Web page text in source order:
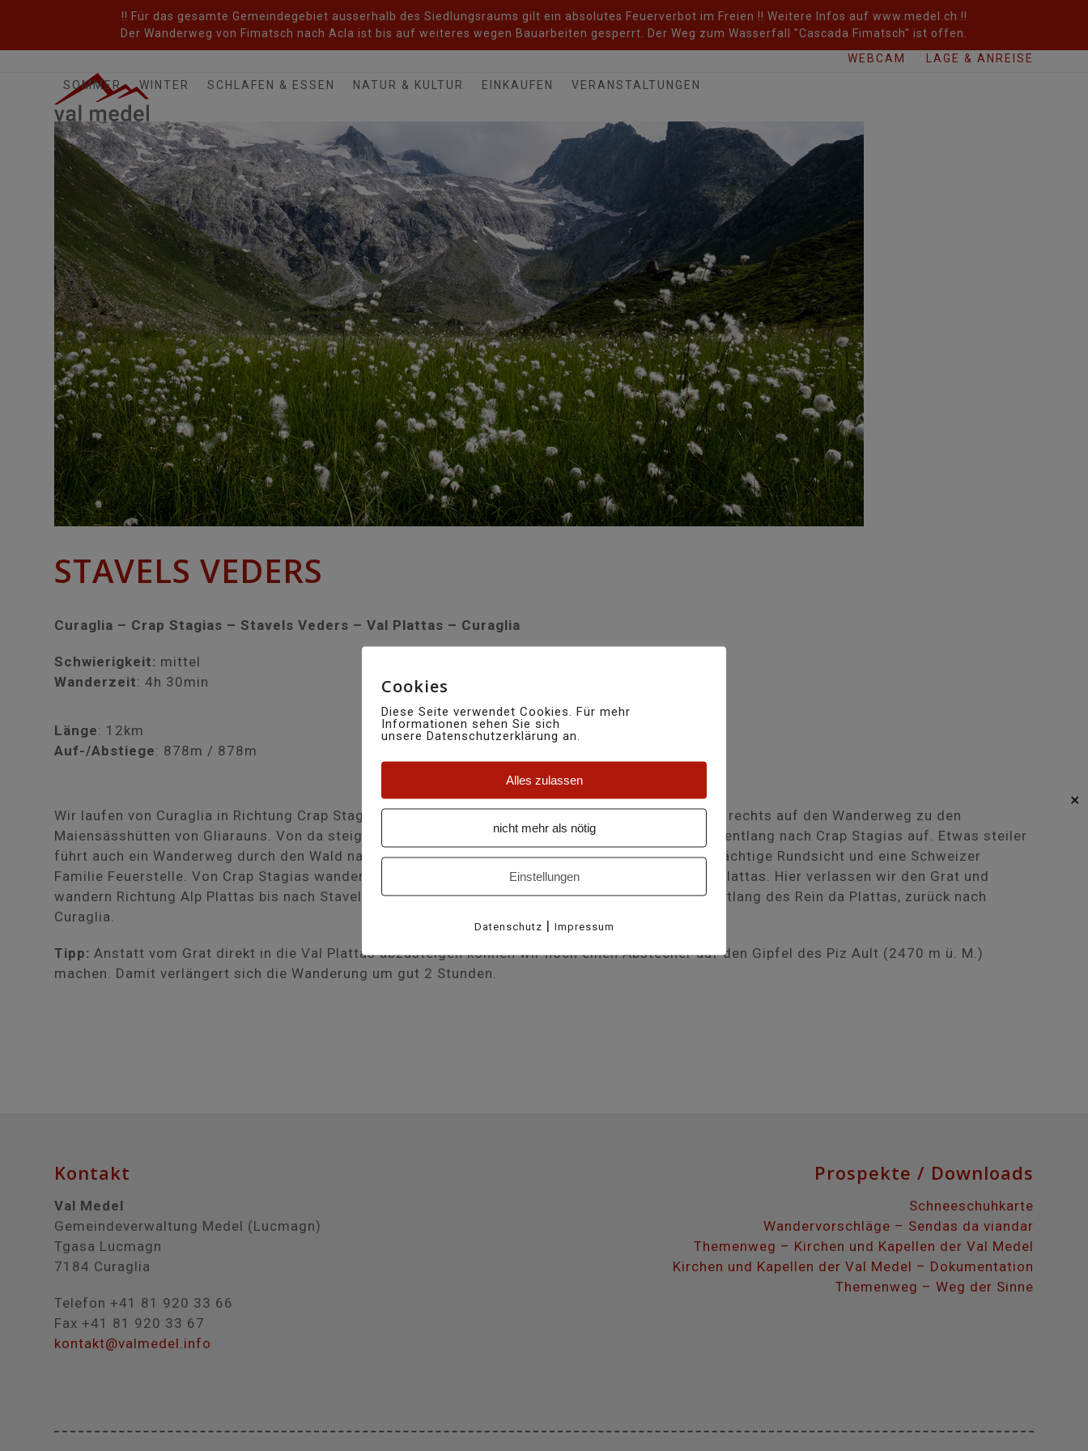
content
!! Für das gesamte Gemeindegebiet ausserhalb des Siedlungsraums gilt ein absolutes Feuerverbot im Freien !! Weitere Infos auf www.medel.ch !!
Der Wanderweg von Fimatsch nach Acla ist bis auf weiteres wegen Bauarbeiten gesperrt. Der Weg zum Wasserfall "Cascada Fimatsch" ist offen.
✕
WEBCAM LAGE & ANREISE
SOMMER WINTER SCHLAFEN & ESSEN NATUR & KULTUR EINKAUFEN VERANSTALTUNGEN
STAVELS VEDERS
Curaglia – Crap Stagias – Stavels Veders – Val Plattas – Curaglia
Schwierigkeit: mittel
Wanderzeit: 4h 30min
Länge: 12km
Auf-/Abstiege: 878m / 878m
Wir laufen von Curaglia in Richtung Crap Stagias und biegen in der zweiten Kurve nach der Sägerei rechts auf den Wanderweg zu den
Maiensässhütten von Gliarauns. Von da steigen wir erst in gemächlichen Kehren der Forststrasse entlang nach Crap Stagias auf. Etwas steiler
führt auch ein Wanderweg durch den Wald nach Crap Stagias. Dort angelangt erwartet uns eine prächtige Rundsicht und eine Schweizer
Familie Feuerstelle. Von Crap Stagias wandern wir Richtung Péz Ault bis zur Wegabzweigung Alp Plattas. Hier verlassen wir den Grat und
wandern Richtung Alp Plattas bis nach Stavels Veders. Ab hier führt uns der Wanderweg, immer entlang des Rein da Plattas, zurück nach
Curaglia.
Tipp: Anstatt vom Grat direkt in die Val Plattas abzusteigen können wir noch einen Abstecher auf den Gipfel des Piz Ault (2470 m ü. M.)
machen. Damit verlängert sich die Wanderung um gut 2 Stunden.
Kontakt
Val Medel
Gemeindeverwaltung Medel (Lucmagn)
Tgasa Lucmagn
7184 Curaglia
Telefon +41 81 920 33 66
Fax +41 81 920 33 67
kontakt@valmedel.info
Prospekte / Downloads
Schneeschuhkarte
Wandervorschläge – Sendas da viandar
Themenweg – Kirchen und Kapellen der Val Medel
Kirchen und Kapellen der Val Medel – Dokumentation
Themenweg – Weg der Sinne
Cookies
Diese Seite verwendet Cookies. Für mehr
Informationen sehen Sie sich
unsere Datenschutzerklärung an.
Alles zulassen
nicht mehr als nötig
Einstellungen
Datenschutz | Impressum